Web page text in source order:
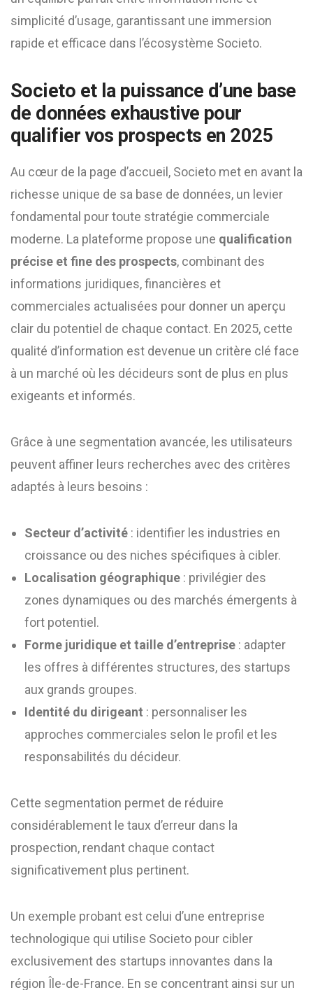
simplicité d’usage, garantissant une immersion
rapide et efficace dans l’écosystème Societo.
Societo et la puissance d’une base
de données exhaustive pour
qualifier vos prospects en 2025
Au cœur de la page d’accueil, Societo met en avant la
richesse unique de sa base de données, un levier
fondamental pour toute stratégie commerciale
moderne. La plateforme propose une qualification
précise et fine des prospects, combinant des
informations juridiques, financières et
commerciales actualisées pour donner un aperçu
clair du potentiel de chaque contact. En 2025, cette
qualité d’information est devenue un critère clé face
à un marché où les décideurs sont de plus en plus
exigeants et informés.
Grâce à une segmentation avancée, les utilisateurs
peuvent affiner leurs recherches avec des critères
adaptés à leurs besoins :
Secteur d’activité : identifier les industries en
croissance ou des niches spécifiques à cibler.
Localisation géographique : privilégier des
zones dynamiques ou des marchés émergents à
fort potentiel.
Forme juridique et taille d’entreprise : adapter
les offres à différentes structures, des startups
aux grands groupes.
Identité du dirigeant : personnaliser les
approches commerciales selon le profil et les
responsabilités du décideur.
Cette segmentation permet de réduire
considérablement le taux d’erreur dans la
prospection, rendant chaque contact
significativement plus pertinent.
Un exemple probant est celui d’une entreprise
technologique qui utilise Societo pour cibler
exclusivement des startups innovantes dans la
région Île-de-France. En se concentrant ainsi sur un